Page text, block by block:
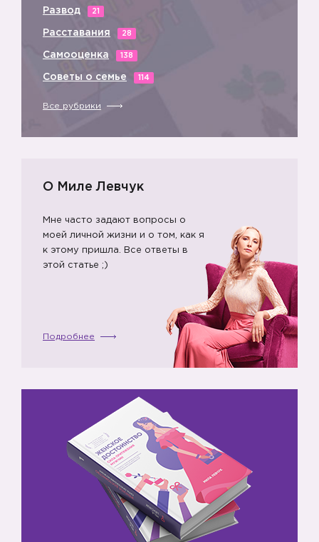
Развод 21
Расставания 28
Самооценка 138
Советы о семье 114
Все рубрики
О Миле Левчук
Мне часто задают вопросы о
моей личной жизни и о том, как я
к этому пришла. Все ответы в
этой статье ;)
Подробнее